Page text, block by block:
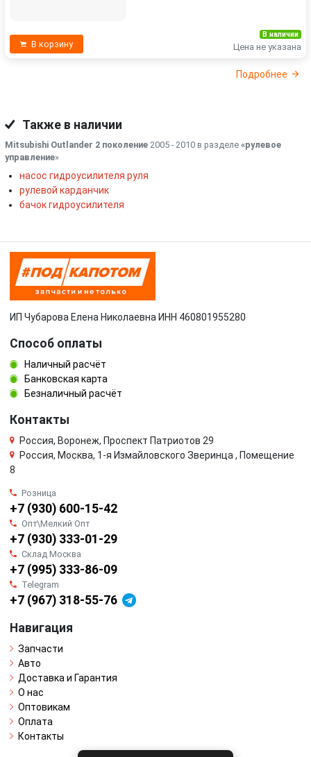
В корзину
В наличии
Цена не указана
Подробнее
Также в наличии
Mitsubishi Outlander 2 поколение 2005 - 2010 в разделе «рулевое
управление»
насос гидроусилителя руля
рулевой карданчик
бачок гидроусилителя
ИП Чубарова Елена Николаевна ИНН 460801955280
Способ оплаты
Наличный расчёт
Банковская карта
Безналичный расчёт
Контакты
Россия, Воронеж, Проспект Патриотов 29
Россия, Москва, 1-я Измайловского Зверинца , Помещение
8
Розница
+7 (930) 600-15-42
Опт\Мелкий Опт
+7 (930) 333-01-29
Склад Москва
+7 (995) 333-86-09
Telegram
+7 (967) 318-55-76
Навигация
Запчасти
Авто
Доставка и Гарантия
О нас
Оптовикам
Оплата
Контакты